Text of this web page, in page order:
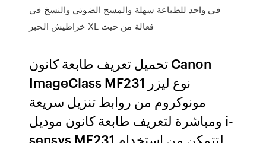
في واحد للطباعة سهلة والمسح الضوئي والنسخ في
خراطيش الحبر XL فعالة من حيث
تحميل تعريف طابعة كانون Canon
ImageClass MF231 نوع ليزر
مونوكروم من روابط تنزيل سريعة
ومباشرة لتعريف طابعة كانون موديل i-
sensys MF231 لتتمكن من إستخدام